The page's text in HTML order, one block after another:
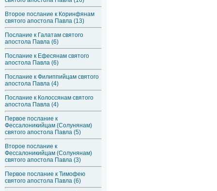
Второе послание к Коринфянам
святого апостола Павла (13)
Послание к Галатам святого
апостола Павла (6)
Послание к Ефесянам святого
апостола Павла (6)
Послание к Филиппийцам святого
апостола Павла (4)
Послание к Колоссянам святого
апостола Павла (4)
Первое послание к
Фессалоникийцам (Солунянам)
святого апостола Павла (5)
Второе послание к
Фессалоникийцам (Солунянам)
святого апостола Павла (3)
Первое послание к Тимофею
святого апостола Павла (6)